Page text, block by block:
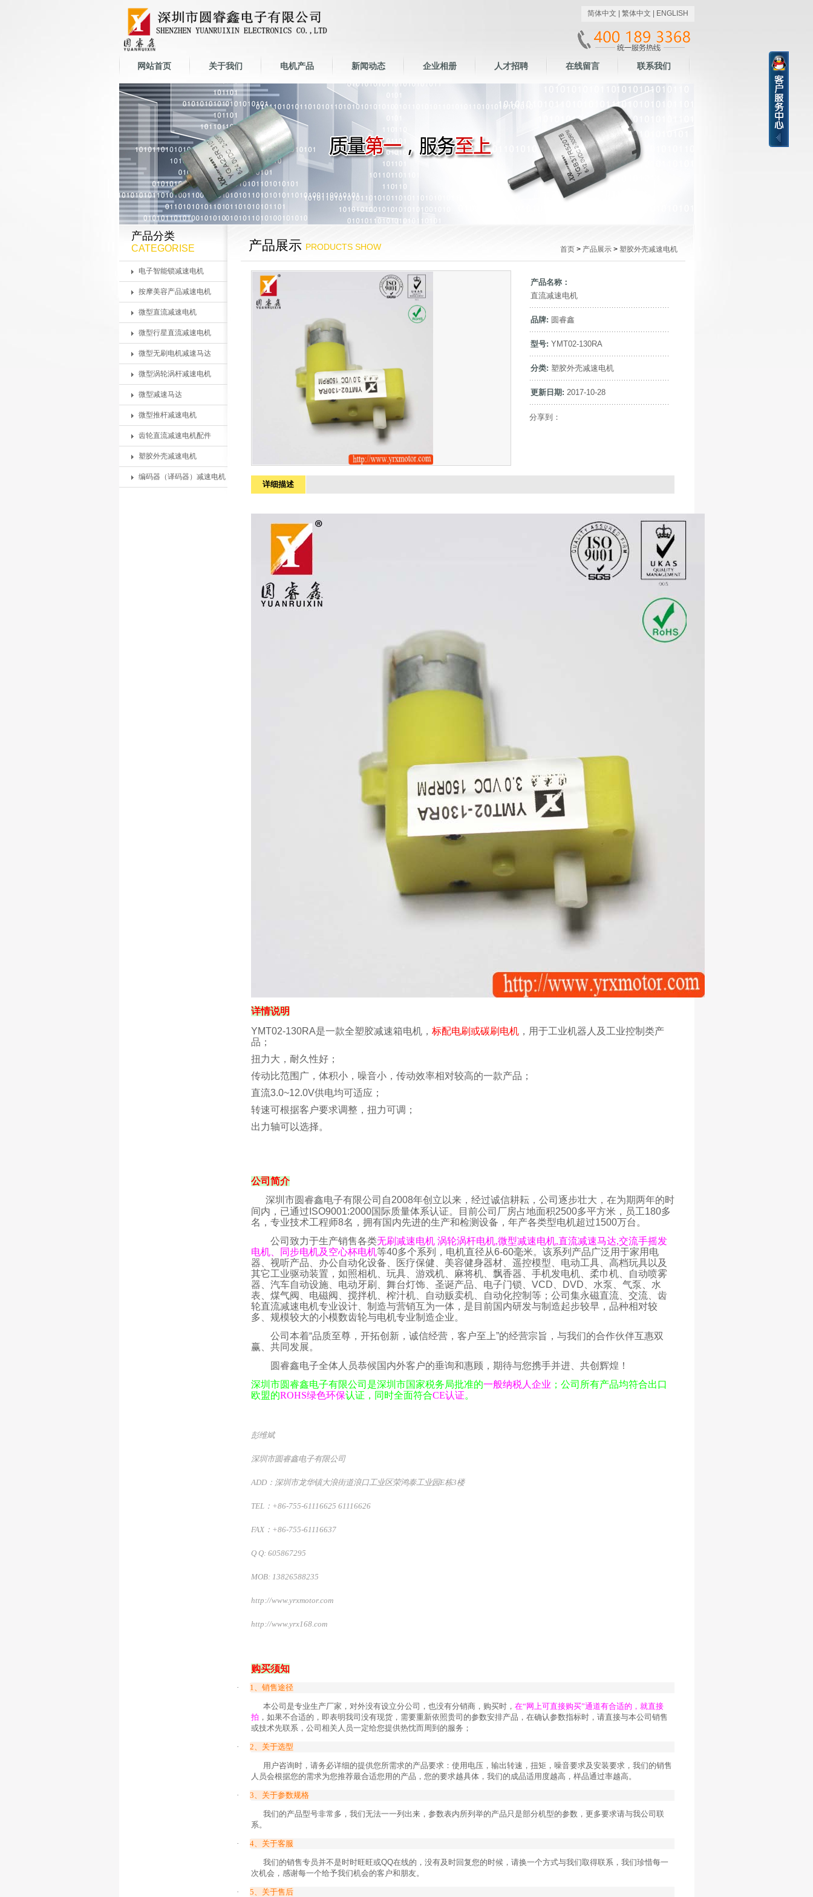
简体中文 繁体中文 ENGLISH
网站首页 关于我们 电机产品 新闻动态 企业相册 人才招聘 在线留言 联系我们
产品分类
CATEGORISE
电子智能锁减速电机
按摩美容产品减速电机
微型直流减速电机
微型行星直流减速电机
微型无刷电机减速马达
微型涡轮涡杆减速电机
微型减速马达
微型推杆减速电机
齿轮直流减速电机配件
塑胶外壳减速电机
编码器（译码器）减速电机
产品展示 PRODUCTS SHOW 首页> 产品展示> 塑胶外壳减速电机
产品名称：
直流减速电机
品牌: 圆睿鑫
型号: YMT02-130RA
分类: 塑胶外壳减速电机
更新日期: 2017-10-28
分享到：
详细描述
详情说明
YMT02-130RA是一款全塑胶减速箱电机， 标配电刷或碳刷电机 ，用于工业机器人及工业控制类产
品；
扭力大，耐久性好；
传动比范围广，体积小，噪音小，传动效率相对较高的一款产品；
直流3.0~12.0V供电均可适应；
转速可根据客户要求调整，扭力可调；
出力轴可以选择。
公司简介
深圳市圆睿鑫电子有限公司自2008年创立以来，经过诚信耕耘，公司逐步壮大，在为期两年的时
间内，已通过 ISO9001:2000国际质量体系认证。目前公司厂房占地面积2500多平方米，员工180多
名，专业技术工程师8名，拥有国内先进的生产和检测设备，年产各类型电机超过1500万台。
公司致力于生产销售各类无刷减速电机 涡轮涡杆电机,微型减速电机,直流减速马达,交流手摇发
电机、同步电机及空心杯电机等40多个系列，电机直径从6-60毫米。该系列产品广泛用于家用电
器、视听产品、办公自动化设备、医疗保健、美容健身器材、遥控模型、电动工具、高档玩具以及
其它工业驱动装置，如照相机、玩具、游戏机、麻将机、飘香器、手机发电机、柔巾机、自动喷雾
器、汽车自动设施、电动牙刷、舞台灯饰、圣诞产品、电子门锁、 VCD DVD 、水泵、气泵、水
表、煤气阀、电磁阀、搅拌机、榨汁机、自动贩卖机、自动化控制等；公司集永磁直流、交流、齿
轮直流减速电机专业设计、制造与营销互为一体，是目前国内研发与制造起步较早，品种相对较
多、规模较大的小模数齿轮与电机专业制造企业。
公司本着“品质至尊，开拓创新，诚信经营，客户至上”的经营宗旨，与我们的合作伙伴互惠双
赢、共同发展。
圆睿鑫电子全体人员恭候国内外客户的垂询和惠顾，期待与您携手并进、共创辉煌！
深圳市圆睿鑫电子有限公司是深圳市国家税务局批准的一般纳税人企业 ；公司所有产品均符合出口
欧盟的ROHS绿色环保认证，同时全面符合CE认证。
彭维斌
深圳市圆睿鑫电子有限公司
ADD ：深圳市龙华镇大浪街道浪口工业区荣鸿泰工业园E栋3楼
TEL ： +86-755-61116625 61116626
FAX ： +86-755-61116637
Q Q: 605867295
MOB: 13826588235
http://www.yrxmotor.com
http://www.yrx168.com
购买须知
· 1、销售途径
本公司是专业生产厂家，对外没有设立分公司，也没有分销商，购买时， 在“网上可直接购买”通道有合适的，就直接
拍 ，如果不合适的，即表明我司没有现货，需要重新依照贵司的参数安排产品，在确认参数指标时，请直接与本公司销售
或技术先联系，公司相关人员一定给您提供热忱而周到的服务；
· 2、关于选型
用户咨询时，请务必详细的提供您所需求的产品要求：使用电压，输出转速，扭矩，噪音要求及安装要求，我们的销售
人员会根据您的需求为您推荐最合适您用的产品，您的要求越具体，我们的成品适用度越高，样品通过率越高。
· 3、关于参数规格
我们的产品型号非常多，我们无法一一列出来，参数表内所列举的产品只是部分机型的参数，更多要求请与我公司联
系。
· 4、关于客服
我们的销售专员并不是时时旺旺或QQ在线的，没有及时回复您的时候，请换一个方式与我们取得联系，我们珍惜每一
次机会，感谢每一个给予我们机会的客户和朋友。
· 5、关于售后